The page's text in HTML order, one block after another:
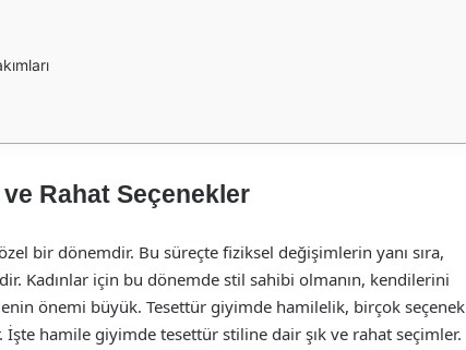
Rahat Seçenekler
bir dönemdir. Bu süreçte fiziksel değişimlerin yanı sıra,
Kadınlar için bu dönemde stil sahibi olmanın, kendilerini
önemi büyük. Tesettür giyimde hamilelik, birçok seçenek
İşte hamile giyimde tesettür stiline dair şık ve rahat seçimler.